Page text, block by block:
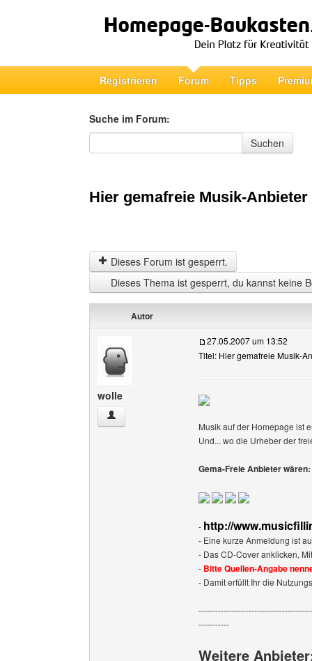
Registrieren Forum Tipps
Suche im Forum:
Suche im Forum
Suchen
Hier gemafreie Musik-Anbieter
Dieses Forum ist gesperrt.
Dieses Thema ist gesperrt, du kannst keine
Autor
wolle
wolle Benutzer-Profile anzeigen
27.05.2007 um 13:52
Titel: Hier gemafreie Musik-
Musik auf der Homepage ist
Und... wo die Urheber der
Gema-Freie Anbieter wären:
- http://
- Eine kurze Anmeldung ist
- Das CD-Cover anklicken,
- Bitte Quellen-Angabe
- Damit erfüllt Ihr die
-----------
Weitere